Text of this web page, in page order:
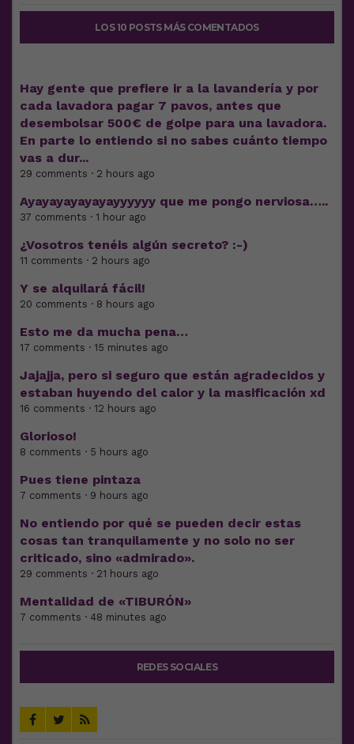
LOS 10 POSTS MÁS COMENTADOS
Hay gente que prefiere ir a la lavandería y por
cada lavadora pagar 7 pavos, antes que
desembolsar 500€ de golpe para una lavadora.
En parte lo entiendo si no sabes cuánto tiempo
vas a dur...
29 comments · 2 hours ago
Ayayayayayayayyyyyy que me pongo nerviosa…..
37 comments · 1 hour ago
¿Vosotros tenéis algún secreto? :-)
11 comments · 2 hours ago
Y se alquilará fácil!
20 comments · 8 hours ago
Esto me da mucha pena…
17 comments · 15 minutes ago
Jajajja, pero si seguro que están agradecidos y
estaban huyendo del calor y la masificación xd
16 comments · 12 hours ago
Glorioso!
8 comments · 5 hours ago
Pues tiene pintaza
7 comments · 9 hours ago
No entiendo por qué se pueden decir estas
cosas tan tranquilamente y no solo no ser
criticado, sino «admirado».
29 comments · 21 hours ago
Mentalidad de «TIBURÓN»
7 comments · 48 minutes ago
REDES SOCIALES